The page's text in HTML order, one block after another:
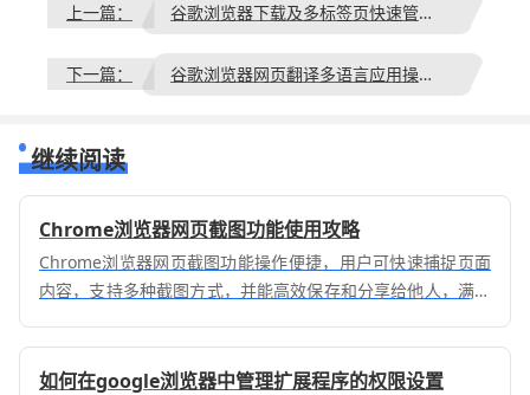
上一篇： 谷歌浏览器下载及多标签页快速管理技巧
下一篇： 谷歌浏览器网页翻译多语言应用操作策略
继续阅读
Chrome浏览器网页截图功能使用攻略
Chrome浏览器网页截图功能操作便捷，用户可快速捕捉页面
内容，支持多种截图方式，并能高效保存和分享给他人，满足
如何在google浏览器中管理扩展程序的权限设置